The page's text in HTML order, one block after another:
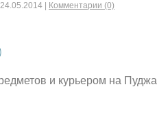
24.05.2014 Комментарии (0)
и курьером на